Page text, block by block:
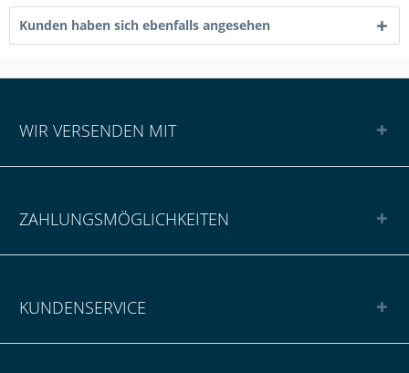
Kunden haben sich ebenfalls angesehen
WIR VERSENDEN MIT
ZAHLUNGSMÖGLICHKEITEN
KUNDENSERVICE